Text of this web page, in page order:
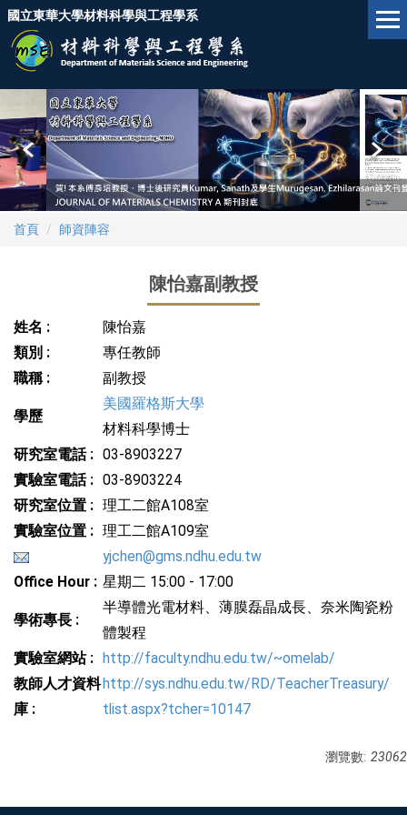
跳
到
主
要
內
區
國立東華大學材料科學與工程學系
首頁 師資陣容
陳怡嘉副教授
姓名 :
陳怡嘉
類別 :
專任教師
職稱 :
副教授
學歷
美國羅格斯大學
材料科學博士
研究室電話 : 03-8903227
實驗室電話 : 03-8903224
研究室位置 : 理工二館A108室
實驗室位置 : 理工二館A109室
yjchen@gms.ndhu.edu.tw
Office Hour : 星期二 15:00 - 17:00
學術專長 :
半導體光電材料、薄膜磊晶成長、奈米陶瓷粉
體製程
實驗室網站 :
http://faculty.ndhu.edu.tw/~omelab/
教師人才資料
庫 :
http://sys.ndhu.edu.tw/RD/TeacherTreasury/
tlist.aspx?tcher=10147
瀏覽數: 23062